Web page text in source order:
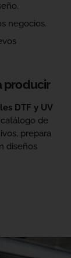
negocios.
producir
DTF y UV
de
prepara
diseños